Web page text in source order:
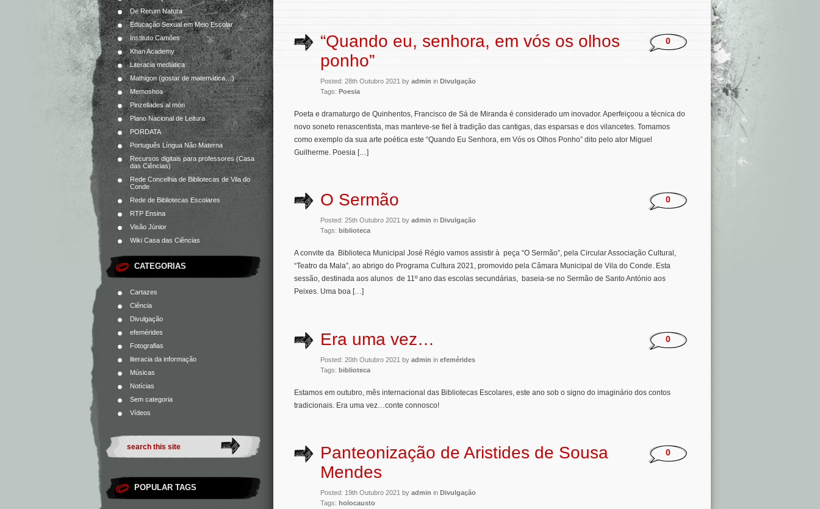
De Rerum Natura
Educação Sexual em Meio Escolar
Instituto Camões
Khan Academy
Literacia mediática
Mathigon (gostar de matemática…)
Memoshoa
Pinzellades al món
Plano Nacional de Leitura
PORDATA
Português Língua Não Materna
Recursos digitais para professores (Casa
das Ciências)
Rede Concelhia de Bibliotecas de Vila do
Conde
Rede de Bibliotecas Escolares
RTP Ensina
Visão Júnior
Wiki Casa das Ciências
CATEGORIAS
Cartazes
Ciência
Divulgação
efemérides
Fotografias
literacia da informação
Músicas
Notícias
Sem categoria
Vídeos
POPULAR TAGS
“Quando eu, senhora, em vós os olhos
ponho”
Posted: 28th Outubro 2021 by admin in Divulgação
Tags: Poesia
0
Poeta e dramaturgo de Quinhentos, Francisco de Sá de Miranda é considerado um inovador. Aperfeiçoou a técnica do
novo soneto renascentista, mas manteve-se fiel à tradição das cantigas, das esparsas e dos vilancetes. Tomamos
como exemplo da sua arte poética este “Quando Eu Senhora, em Vós os Olhos Ponho” dito pelo ator Miguel
Guilherme. Poesia […]
O Sermão
Posted: 25th Outubro 2021 by admin in Divulgação
Tags: biblioteca
0
A convite da Biblioteca Municipal José Régio vamos assistir à peça “O Sermão”, pela Circular Associação Cultural,
“Teatro da Mala”, ao abrigo do Programa Cultura 2021, promovido pela Câmara Municipal de Vila do Conde. Esta
sessão, destinada aos alunos de 11º ano das escolas secundárias, baseia-se no Sermão de Santo António aos
Peixes. Uma boa […]
Era uma vez…
Posted: 20th Outubro 2021 by admin in efemérides
Tags: biblioteca
0
Estamos em outubro, mês internacional das Bibliotecas Escolares, este ano sob o signo do imaginário dos contos
tradicionais. Era uma vez…conte connosco!
Panteonização de Aristides de Sousa
Mendes
Posted: 19th Outubro 2021 by admin in Divulgação
Tags: holocausto
0